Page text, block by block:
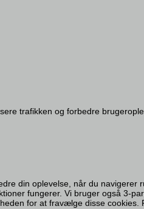
trafikken og forbedre
din oplevelse, når du
fungerer. Vi bruger også 3-
for at fravælge disse